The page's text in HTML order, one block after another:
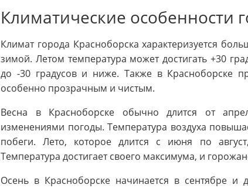
Климатические особенности
Климат города Красноборска характеризуется
зимой. Летом температура может достигать +30
до -30 градусов и ниже. Также в Красноборске
особенно прозрачным и чистым.
Весна в Красноборске обычно длится от
изменениями погоды. Температура воздуха
побеги. Лето, которое длится с июня по
Температура достигает своего максимума, и
Осень в Красноборске начинается в сентябре и